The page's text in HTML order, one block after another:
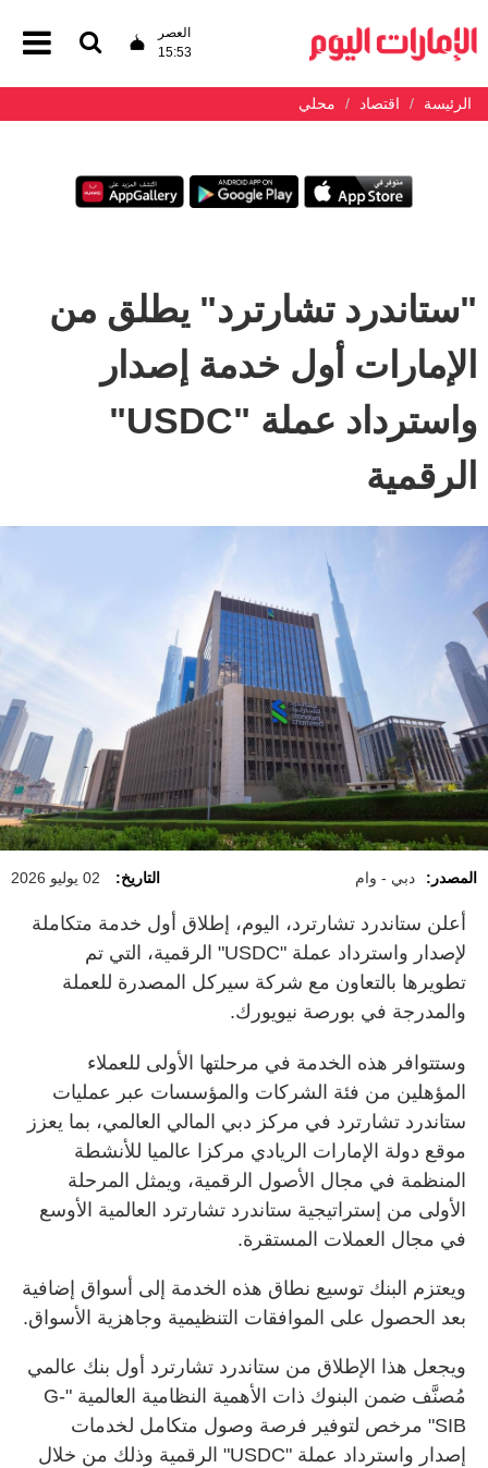
العصر
15:53
الرئيسة اقتصاد محلي
"ستاندرد تشارترد" يطلق من
الإمارات أول خدمة إصدار
واسترداد عملة "USDC"
الرقمية
المصدر: دبي - وام التاريخ: 02 يوليو 2026
أعلن ستاندرد تشارترد، اليوم، إطلاق أول خدمة متكاملة
لإصدار واسترداد عملة "USDC" الرقمية، التي تم
تطويرها بالتعاون مع شركة سيركل المصدرة للعملة
والمدرجة في بورصة نيويورك.
وستتوافر هذه الخدمة في مرحلتها الأولى للعملاء
المؤهلين من فئة الشركات والمؤسسات عبر عمليات
ستاندرد تشارترد في مركز دبي المالي العالمي، بما يعزز
موقع دولة الإمارات الريادي مركزا عالميا للأنشطة
المنظمة في مجال الأصول الرقمية، ويمثل المرحلة
الأولى من إستراتيجية ستاندرد تشارترد العالمية الأوسع
في مجال العملات المستقرة.
ويعتزم البنك توسيع نطاق هذه الخدمة إلى أسواق إضافية
بعد الحصول على الموافقات التنظيمية وجاهزية الأسواق.
ويجعل هذا الإطلاق من ستاندرد تشارترد أول بنك عالمي
مُصنَّف ضمن البنوك ذات الأهمية النظامية العالمية "G-
SIB" مرخص لتوفير فرصة وصول متكامل لخدمات
إصدار واسترداد عملة "USDC" الرقمية وذلك من خلال